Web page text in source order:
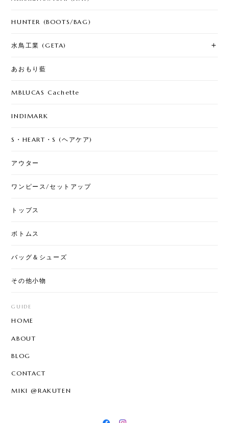
HUNTER (BOOTS/BAG)
水鳥工業 (GETA)
あおもり藍
MBLUCAS Cachette
INDIMARK
S・HEART・S (ヘアケア)
アウター
ワンピース/セットアップ
トップス
ボトムス
バッグ＆シューズ
その他小物
GUIDE
HOME
ABOUT
BLOG
CONTACT
MIKI @RAKUTEN